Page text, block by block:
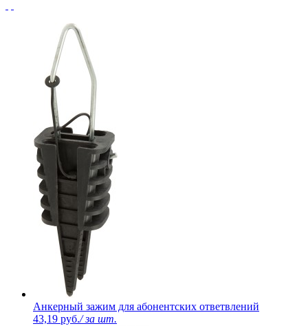
Анкерный зажим для абонентских ответвлений
43,19 руб./ за шт.